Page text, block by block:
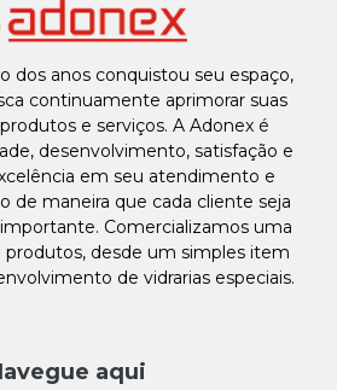
dos anos conquistou seu espaço,
continuamente aprimorar suas
e serviços. A Adonex é
desenvolvimento, satisfação e
em seu atendimento e
de maneira que cada cliente seja
Comercializamos uma
produtos, desde um simples item
de vidrarias especiais.
aqui